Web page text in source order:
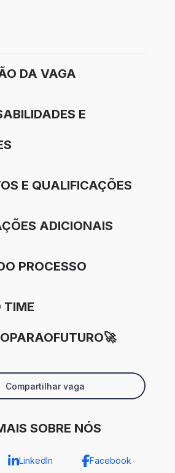
Híbrido
DA VAGA
E
E QUALIFICAÇÕES
ADICIONAIS
PROCESSO
TIME
Compartilhar vaga
SOBRE NÓS
LinkedIn Facebook